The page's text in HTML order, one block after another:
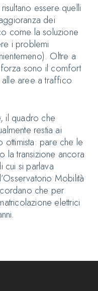
essere quelli
dei
come la soluzione
i problemi
Oltre a
forza sono il comfort
alle aree a traffico
il quadro che
restia ai
ottimista: pare che le
la transizione ancora
cui si parlava
Mobilità
che per
elettrici